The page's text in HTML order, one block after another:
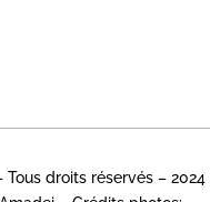
Tous droits réservés – 2024